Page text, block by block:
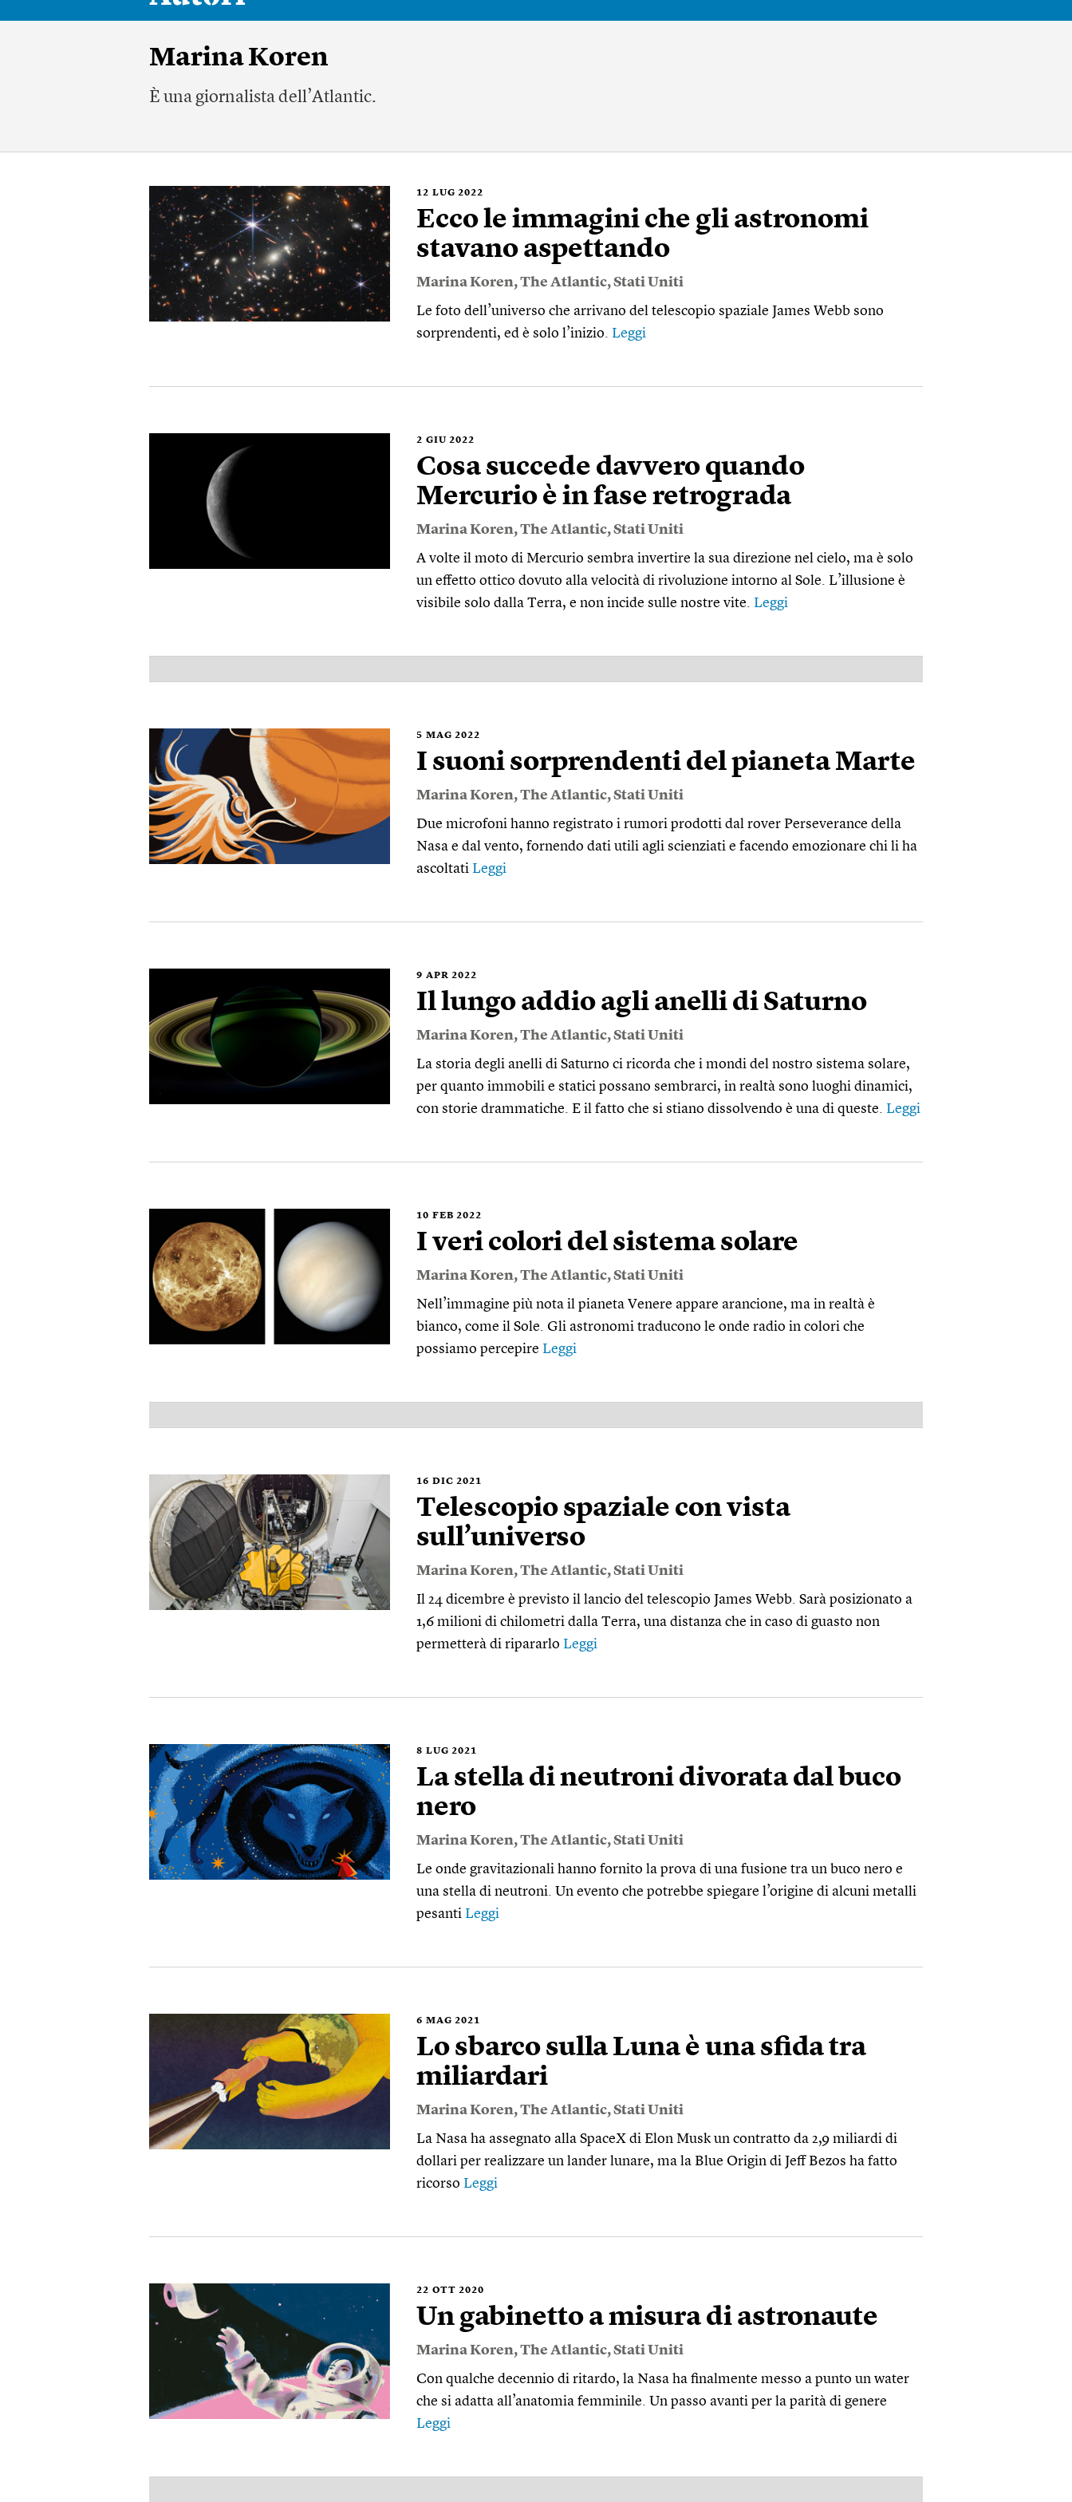
Marina Koren
È una giornalista dell’Atlantic.
12 LUG 2022
Ecco le immagini che gli astronomi
stavano aspettando
Marina Koren,The Atlantic,Stati Uniti
Le foto dell’universo che arrivano del telescopio spaziale James Webb sono
sorprendenti, ed è solo l’inizio. Leggi
2 GIU 2022
Cosa succede davvero quando
Mercurio è in fase retrograda
Marina Koren,The Atlantic,Stati Uniti
A volte il moto di Mercurio sembra invertire la sua direzione nel cielo, ma è solo
un effetto ottico dovuto alla velocità di rivoluzione intorno al Sole. L’illusione è
visibile solo dalla Terra, e non incide sulle nostre vite. Leggi
5 MAG 2022
I suoni sorprendenti del pianeta Marte
Marina Koren,The Atlantic,Stati Uniti
Due microfoni hanno registrato i rumori prodotti dal rover Perseverance della
Nasa e dal vento, fornendo dati utili agli scienziati e facendo emozionare chi li ha
ascoltati Leggi
9 APR 2022
Il lungo addio agli anelli di Saturno
Marina Koren,The Atlantic,Stati Uniti
La storia degli anelli di Saturno ci ricorda che i mondi del nostro sistema solare,
per quanto immobili e statici possano sembrarci, in realtà sono luoghi dinamici,
con storie drammatiche. E il fatto che si stiano dissolvendo è una di queste. Leggi
10 FEB 2022
I veri colori del sistema solare
Marina Koren,The Atlantic,Stati Uniti
Nell’immagine più nota il pianeta Venere appare arancione, ma in realtà è
bianco, come il Sole. Gli astronomi traducono le onde radio in colori che
possiamo percepire Leggi
16 DIC 2021
Telescopio spaziale con vista
sull’universo
Marina Koren,The Atlantic,Stati Uniti
Il 24 dicembre è previsto il lancio del telescopio James Webb. Sarà posizionato a
1,6 milioni di chilometri dalla Terra, una distanza che in caso di guasto non
permetterà di ripararlo Leggi
8 LUG 2021
La stella di neutroni divorata dal buco
nero
Marina Koren,The Atlantic,Stati Uniti
Le onde gravitazionali hanno fornito la prova di una fusione tra un buco nero e
una stella di neutroni. Un evento che potrebbe spiegare l’origine di alcuni metalli
pesanti Leggi
6 MAG 2021
Lo sbarco sulla Luna è una sfida tra
miliardari
Marina Koren,The Atlantic,Stati Uniti
La Nasa ha assegnato alla SpaceX di Elon Musk un contratto da 2,9 miliardi di
dollari per realizzare un lander lunare, ma la Blue Origin di Jeff Bezos ha fatto
ricorso Leggi
22 OTT 2020
Un gabinetto a misura di astronaute
Marina Koren,The Atlantic,Stati Uniti
Con qualche decennio di ritardo, la Nasa ha finalmente messo a punto un water
che si adatta all’anatomia femminile. Un passo avanti per la parità di genere
Leggi